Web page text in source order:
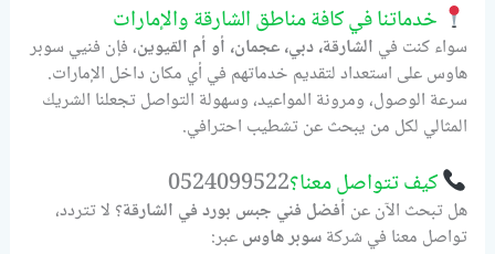
خدماتنا في كافة مناطق الشارقة والإمارات
سواء كنت في الشارقة، دبي، عجمان، أو أم القيوين، فإن فنيي سوبر
هاوس على استعداد لتقديم خدماتهم في أي مكان داخل الإمارات.
سرعة الوصول، ومرونة المواعيد، وسهولة التواصل تجعلنا الشريك
المثالي لكل من يبحث عن تشطيب احترافي.
كيف تتواصل معنا؟0524099522
هل تبحث الآن عن أفضل فني جبس بورد في الشارقة؟ لا تتردد،
تواصل معنا في شركةسوبر هاوسعبر: